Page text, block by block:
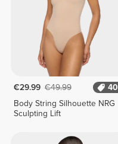
€29.99 €49.99
Body String Silhouette NRG
Sculpting Lift